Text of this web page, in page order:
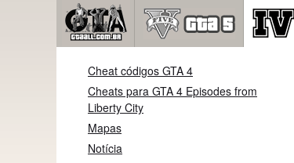
Cheat códigos GTA 4
Cheats para GTA 4 Episodes from
Liberty City
Mapas
Notícia